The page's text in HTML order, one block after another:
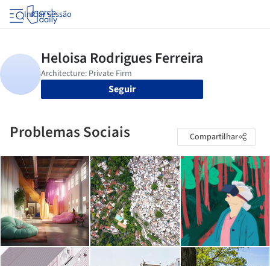
Iniciar sessão
Seguir
Problemas Sociais Compartilhar